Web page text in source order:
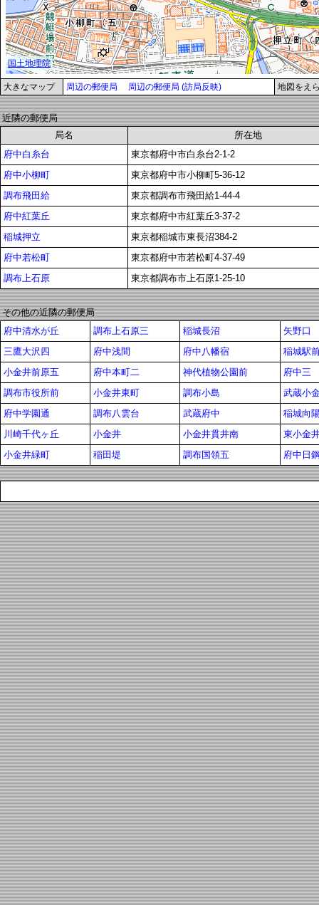
大きなマップ 周辺の郵便局 周辺の郵便局 (訪局反映) 地図をえ
近隣の郵便局
局名
所在地
府中白糸台
東京都府中市白糸台2-1-2
府中小柳町
東京都府中市小柳町5-36-12
調布飛田給
東京都調布市飛田給1-44-4
府中紅葉丘
東京都府中市紅葉丘3-37-2
稲城押立
東京都稲城市東長沼384-2
府中若松町
東京都府中市若松町4-37-49
調布上石原
東京都調布市上石原1-25-10
その他の近隣の郵便局
府中清水が丘
調布上石原三 稲城長沼
矢野口
三鷹大沢四
府中浅間 府中八幡宿
稲城駅
小金井前原五
府中本町二 神代植物公園前
府中三
調布市役所前
小金井東町 調布小島
武蔵小
府中学園通
調布八雲台 武蔵府中
稲城向
川崎千代ヶ丘
小金井 小金井貫井南
東小金
小金井緑町
稲田堤 調布国領五 府中日